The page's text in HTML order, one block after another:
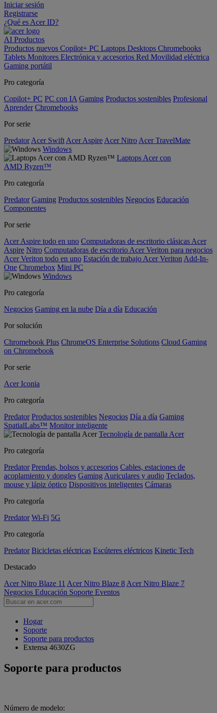
Iniciar sesión
Registrarse
¿Qué es Acer ID?
AI Productos
Productos nuevos Copilot+ PC Laptops Desktops Chromebooks
Tablets Monitores Electrónica y accesorios Red Movilidad eléctrica
Gaming portátil
Pro categoría
Copilot+ PC PC con IA Gaming Productos sostenibles Profesional
Aprender Chromebooks
Por serie
Predator Acer Swift Acer Aspire Acer Nitro Acer TravelMate
Windows
Laptops Acer con
AMD Ryzen™
Pro categoría
Predator Gaming Productos sostenibles Negocios Educación
Componentes
Por serie
Acer Aspire todo en uno Computadoras de escritorio clásicas Acer
Aspire Nitro Computadoras de escritorio Acer Veriton para negocios
Acer Veriton todo en uno Estación de trabajo Acer Veriton Add-In-
One Chromebox Mini PC
Windows
Pro categoría
Negocios Gaming en la nube Día a día Educación
Por solución
Chromebook Plus ChromeOS Enterprise Solutions Cloud Gaming
on Chromebook
Por serie
Acer Iconia
Pro categoría
Predator Productos sostenibles Negocios Día a día Gaming
SpatialLabs™ Monitor inteligente
Tecnología de pantalla Acer
Pro categoría
Predator Prendas, bolsos y accesorios Cables, estaciones de
acoplamiento y dongles Gaming Auriculares y audio Teclados,
mouse y lápiz óptico Dispositivos inteligentes Cámaras
Pro categoría
Predator Wi-Fi 5G
Pro categoría
Predator Bicicletas eléctricas Escúteres eléctricos Kinetic Tech
Destacado
Acer Nitro Blaze 11 Acer Nitro Blaze 8 Acer Nitro Blaze 7
Negocios Educación Soporte Eventos
Hogar
Soporte
Soporte para productos
Extensa 4630ZG
Soporte para productos
Número de modelo: